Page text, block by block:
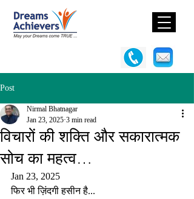
Post
विचारों की शक्ति और सकारात्मक
सोच का महत्व…
Nirmal Bhatnagar
Jan 23, 2025 3 min read
Jan 23, 2025
फिर भी ज़िंदगी हसीन है...